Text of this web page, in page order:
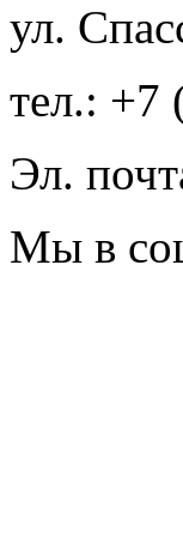
ул.
тел.: +7
Эл.
Мы в